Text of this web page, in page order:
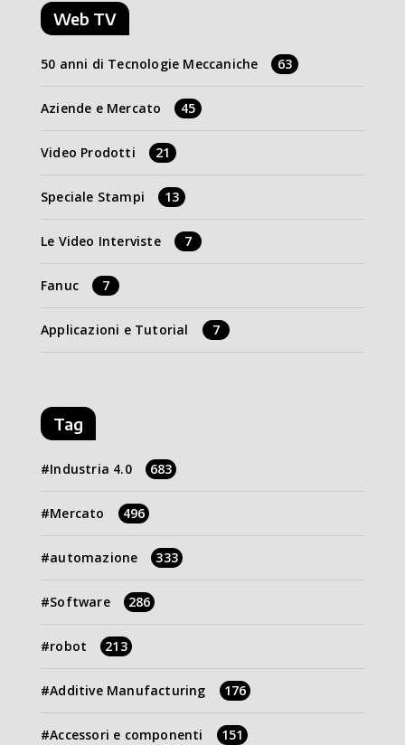
Web TV
50 anni di Tecnologie Meccaniche 63
Aziende e Mercato 45
Video Prodotti 21
Speciale Stampi 13
Le Video Interviste 7
Fanuc 7
Applicazioni e Tutorial 7
Tag
Industria 4.0 683
Mercato 496
automazione 333
Software 286
robot 213
Additive Manufacturing 176
Accessori e componenti 151